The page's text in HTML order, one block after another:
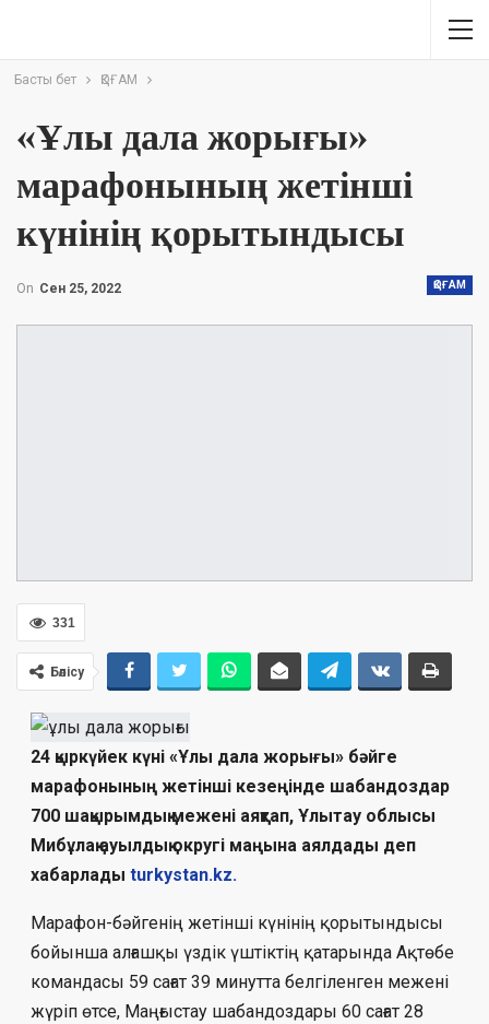
Басты бет ҚОҒАМ
«Ұлы дала жорығы»
марафонының жетінші
күнінің қорытындысы
ҚОҒАМ
On Сен 25, 2022
331
Бөлісу
24 қыркүйек күні «Ұлы дала жорығы» бәйге
марафонының жетінші кезеңінде шабандоздар
700 шақырымдық межені аяқтап, Ұлытау облысы
Мибұлақ ауылдық округі маңына аялдады деп
хабарлады turkystan.kz.
Марафон-бәйгенің жетінші күнінің қорытындысы
бойынша алғашқы үздік үштіктің қатарында Ақтөбе
командасы 59 сағат 39 минутта белгіленген межені
жүріп өтсе, Маңғыстау шабандоздары 60 сағат 28